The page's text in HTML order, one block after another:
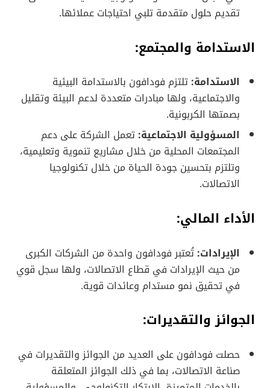
تقديم حلول متقدمة تلبي احتياجات عملائها.
الاستدامة والمجتمع:
الاستدامة: تلتزم فودافون بالاستدامة البيئية
والاجتماعية، ولها مبادرات متعددة لدعم البيئة وتقليل
بصمتها الكربونية.
المسؤولية الاجتماعية: تعمل الشركة على دعم
المجتمعات المحلية من خلال مشاريع تنموية وتعليمية،
وتلتزم بتحسين جودة الحياة من خلال تكنولوجيا
الاتصالات.
الأداء المالي:
الإيرادات: تُعتبر فودافون واحدة من الشركات الكبرى
من حيث الإيرادات في قطاع الاتصالات، ولها سجل قوي
في تحقيق نمو مستدام وعائدات قوية.
الجوائز والتقديرات:
حصلت فودافون على العديد من الجوائز والتقديرات في
صناعة الاتصالات، بما في ذلك الجوائز المتعلقة